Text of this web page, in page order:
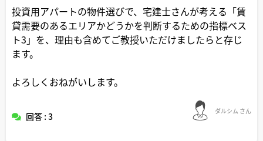
投資用アパートの物件選びで、宅建士さんが考える「賃
貸需要のあるエリアかどうかを判断するための指標ベス
ト3」を、理由も含めてご教授いただけましたらと存じ
ます。
よろしくおねがいします。
回答 : 3 ダルシム さん